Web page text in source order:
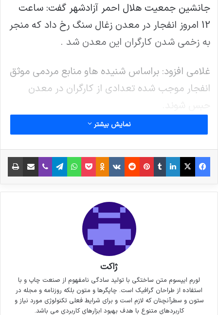
جانشین جمعیت هلال احمر آزادشهر گفت: ساعت
12 امروز انفجار در معدن زغال سنگ رخ داد که منجر
به زخمی شدن کارگران این معدن شد .
غلامی افزود: براساس شنیده هاو منابع مردمی موثق
انفجار موجب شده تعدادی از کارگران در معدن
حبس شوند.
در این معدن حدود 500 کارگر کار می کنند .
نوشته های مشابه
6 نکته‌ی مهم برای گرفتن عکس‌های
جذاب‌تر در سفر
خداحافظی زود هنگام بازیکن تیم
ملی فوتسال از دنیای بازی
30 سپتامبر 2021
نمایش بیشتر
فیس بوک X لینکدین
‫تامبلر‫پین‌ترست
‫رددیت‫VKontakte
‫Odnoklassniki
پاکتواتس آپ تلگراموایبر اشتراک گذاری از طریق ایمیل
ژاکت
لورم ایپسوم متن ساختگی با تولید سادگی نامفهوم از صنعت چاپ و با
استفاده از طراحان گرافیک است. چاپگرها و متون بلکه روزنامه و مجله در
ستون و سطرآنچنان که لازم است و برای شرایط فعلی تکنولوژی مورد نیاز و
کاربردهای متنوع با هدف بهبود ابزارهای کاربردی می باشد.